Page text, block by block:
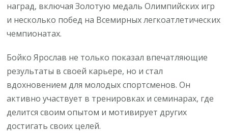
наград, включая Золотую медаль Олимпийских игр
и несколько побед на Всемирных легкоатлетических
чемпионатах.
Бойко Ярослав не только показал впечатляющие
результаты в своей карьере, но и стал
вдохновением для молодых спортсменов. Он
активно участвует в тренировках и семинарах, где
делится своим опытом и мотивирует других
достигать своих целей.